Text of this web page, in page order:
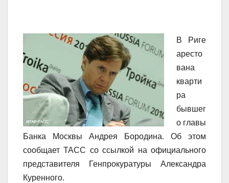
В Риге
аресто
вана
кварти
ра
бывшег
о главы
Банка Москвы Андрея Бородина. Об этом
сообщает ТАСС со ссылкой на официального
представителя Генпрокуратуры Александра
Куренного.